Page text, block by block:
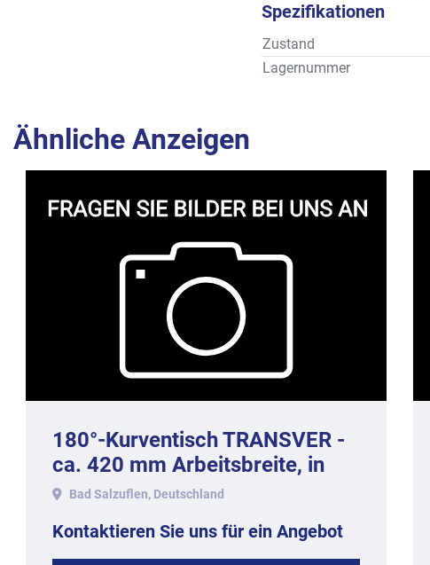
Spezifikationen
Zustand
Lagernummer
Ähnliche Anzeigen
180°-Kurventisch TRANSVER -
ca. 420 mm Arbeitsbreite, in
Edelstahlausführung.
Bad Salzuflen, Deutschland
Kontaktieren Sie uns für ein Angebot